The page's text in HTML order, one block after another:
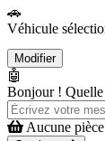
🚗
Véhicule
Modifier
🤖
Bonjour ! Quelle
Aucune